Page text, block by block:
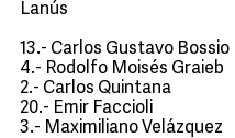
Lanús
13.- Carlos Gustavo Bossio
4.- Rodolfo Moisés Graieb
2.- Carlos Quintana
20.- Emir Faccioli
3.- Maximiliano Velázquez